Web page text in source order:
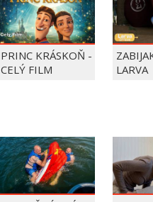
PRINC KRÁSKOŇ -
CELÝ FILM
LARVA